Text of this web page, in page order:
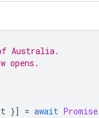
Australia.
opens.
}] = await Promise